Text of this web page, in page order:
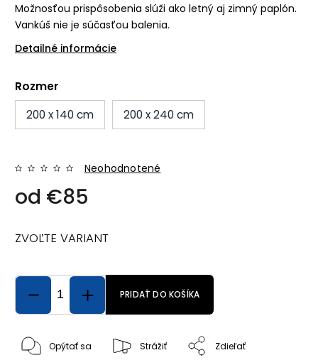
Možnosťou prispôsobenia slúži ako letný aj zimný paplón.
Vankúš nie je súčasťou balenia.
Detailné informácie
Rozmer
200 x 140 cm
200 x 240 cm
Neohodnotené
od €85
ZVOĽTE VARIANT
PRIDAŤ DO KOŠÍKA
Opýtať sa Strážiť Zdieľať